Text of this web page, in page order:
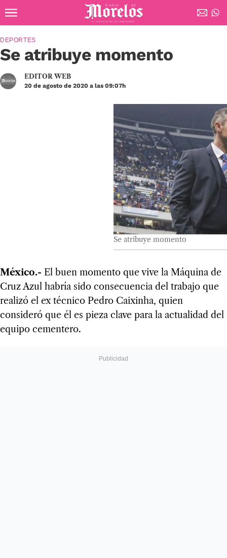
Diario de Morelos
Se atribuye momento
DEPORTES
EDITOR WEB
20 de agosto de 2020 a las 09:07h
Se atribuye momento
México.- El buen momento que vive la Máquina de
Cruz Azul habría sido consecuencia del trabajo que
realizó el ex técnico Pedro Caixinha, quien
consideró que él es pieza clave para la actualidad del
equipo cementero.